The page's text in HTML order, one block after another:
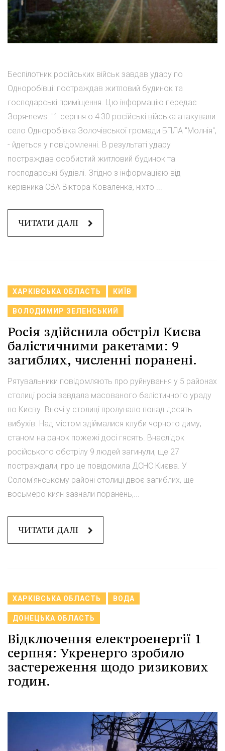
Беспілотник російських військ завдав удару по
Одноробівці: постраждав житловий будинок та
господарські приміщення. Цю інформацію передає
Зоря-news. "1 серпня о 4:30 російські війська атакували
село Одноробівка Золочівської громади БПЛА "Молнія",
- йдеться у повідомленні. В результаті удару
постраждав особистий житловий будинок та
господарські будівлі. Згідно з інформацією від
керівника СВА Віктора Коваленка, ніхто ...
ЧИТАТИ ДАЛІ
ХАРКІВСЬКА ОБЛАСТЬ КИЇВ
ВОЛОДИМИР ЗЕЛЕНСЬКИЙ
Росія здійснила обстріл Києва
балістичними ракетами: 9
загиблих, численні поранені.
Рятувальники повідомляють про руйнування у 5 районах
столиці росія завдала масованого балістичного ураду
по Києву. Вночі у столиці пролунало понад десять
вибухів. Над містом здіймалися клуби чорного диму,
станом на ранок пожежі досі гясять. Внаслідок
російського обстрілу 9 людей загинули, ще 27
постраждали, про це повідомила ДСНС Києва. У
Солом'янському районі столиці двоє загиблих, ще
восьмеро киян зазнали поранень,...
ЧИТАТИ ДАЛІ
ХАРКІВСЬКА ОБЛАСТЬ ВОДА
ДОНЕЦЬКА ОБЛАСТЬ
Відключення електроенергії 1
серпня: Укренерго зробило
застереження щодо ризикових
годин.